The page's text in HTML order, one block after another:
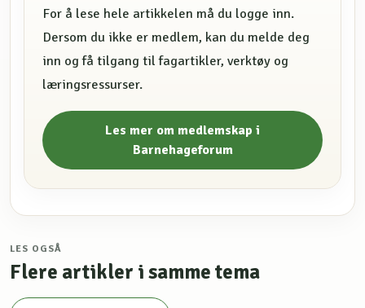
For å lese hele artikkelen må du logge inn.
Dersom du ikke er medlem, kan du melde deg
inn og få tilgang til fagartikler, verktøy og
læringsressurser.
Les mer om medlemskap i
Barnehageforum
LES OGSÅ
Flere artikler i samme tema